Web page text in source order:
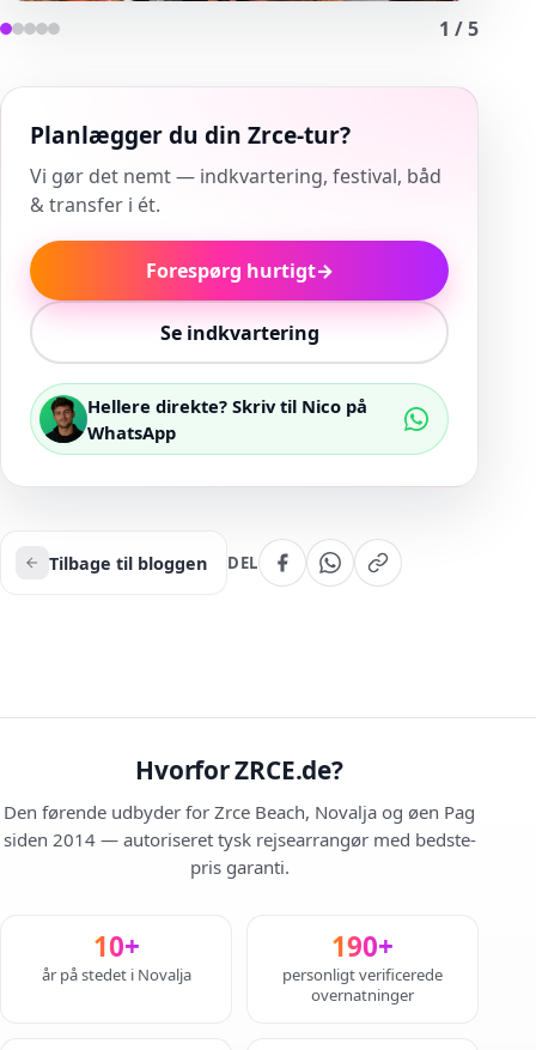
1 /5
Planlægger du din Zrce-tur?
Vi gør det nemt — indkvartering, festival, båd
& transfer i ét.
Forespørg hurtigt→
Se indkvartering
Hellere direkte? Skriv til Nico på
WhatsApp
Tilbage til bloggen DEL
Hvorfor ZRCE.de?
Den førende udbyder for Zrce Beach, Novalja og øen Pag
siden 2014 — autoriseret tysk rejsearrangør med bedste-
pris garanti.
10+
år på stedet i Novalja
190+
personligt verificerede
overnatninger